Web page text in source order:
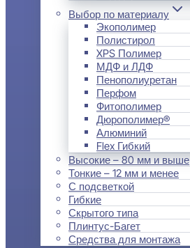
Выбор по материалу
Экополимер
Полистирол
XPS Полимер
МДФ и ЛДФ
Пенополиуретан
Перфом
Фитополимер
Дюрополимер®
Алюминий
Flex Гибкий
Высокие – 80 мм и выше
Тонкие – 12 мм и менее
С подсветкой
Гибкие
Скрытого типа
Плинтус-Багет
Средства для монтажа